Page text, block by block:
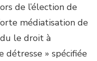
de l’élection de
médiatisation de
le droit à
détresse » spécifiée